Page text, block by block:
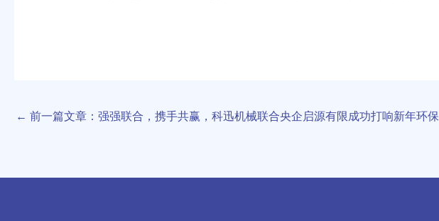
← 前一篇文章：强强联合，携手共赢，科迅机械联合央企启源有限成功打响新年环保